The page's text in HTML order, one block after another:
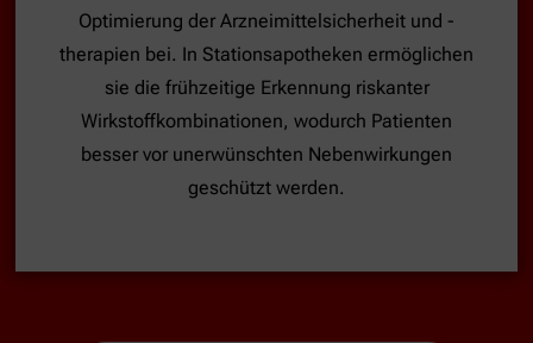
Optimierung der Arzneimittelsicherheit und -
therapien bei. In Stationsapotheken ermöglichen
sie die frühzeitige Erkennung riskanter
Wirkstoffkombinationen, wodurch Patienten
besser vor unerwünschten Nebenwirkungen
geschützt werden.